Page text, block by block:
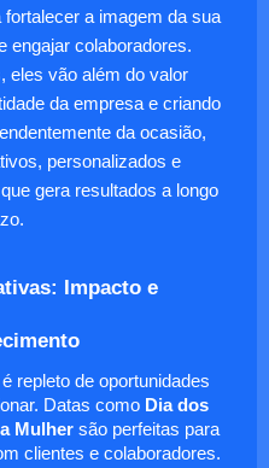
a imagem da sua
engajar colaboradores.
eles vão além do valor
da empresa e criando
da ocasião,
personalizados e
gera resultados a longo
Impacto e
é repleto de oportunidades
Datas como Dia dos
Mulhersão perfeitas para
clientes e colaboradores.